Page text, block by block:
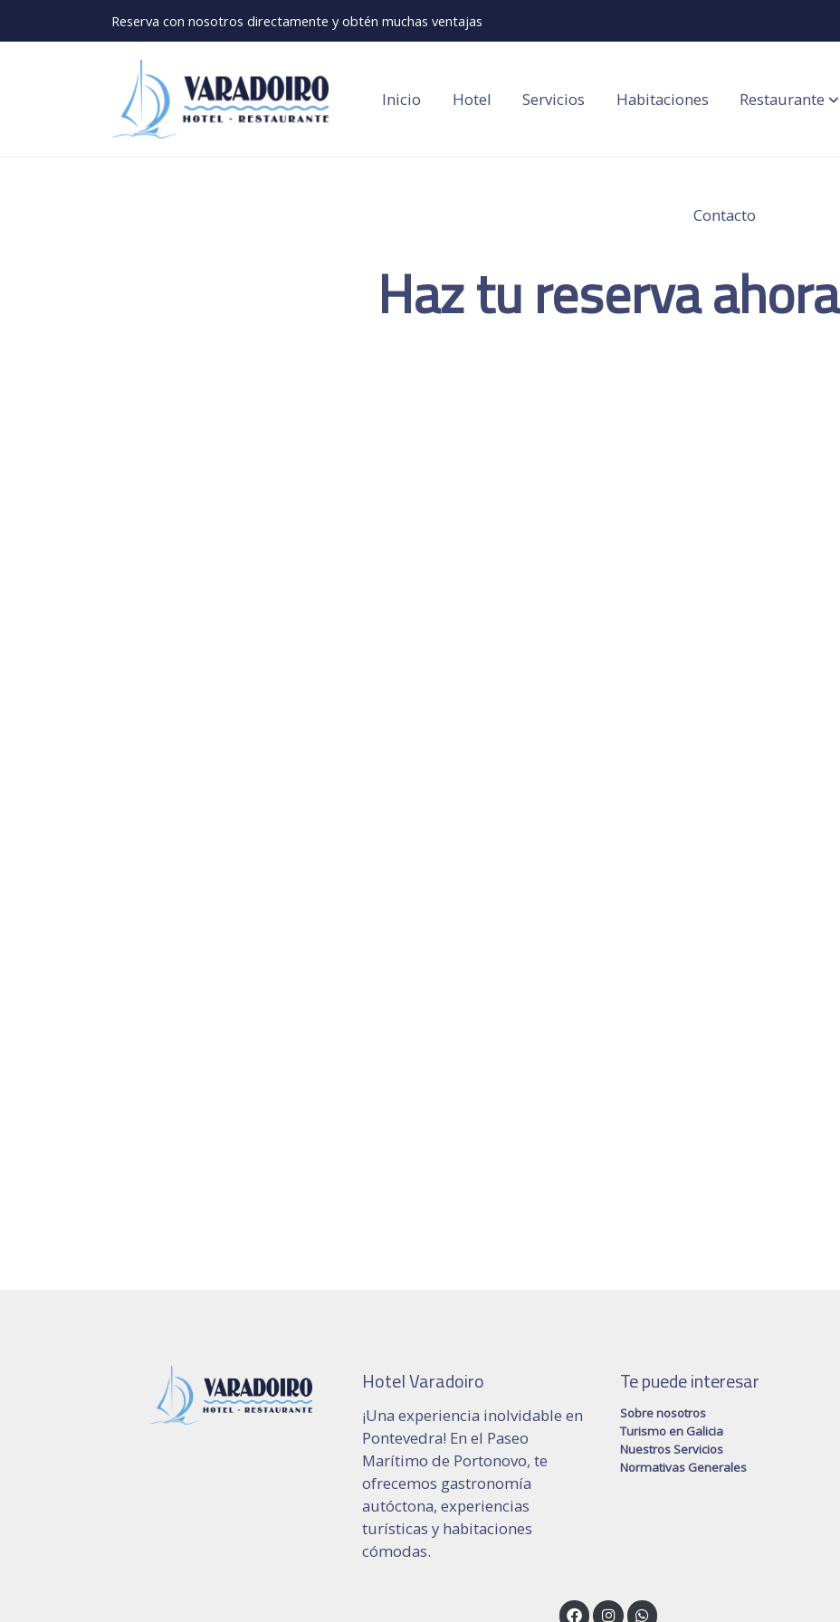
Reserva con nosotros directamente y obtén muchas ventajas
Inicio Hotel Servicios Habitaciones Restaurante
Contacto
Haz tu reserva ahora
Hotel Varadoiro
¡Una experiencia inolvidable en
Pontevedra! En el Paseo
Marítimo de Portonovo, te
ofrecemos gastronomía
autóctona, experiencias
turísticas y habitaciones
cómodas.
Te puede interesar
Sobre nosotros
Turismo en Galicia
Nuestros Servicios
Normativas Generales